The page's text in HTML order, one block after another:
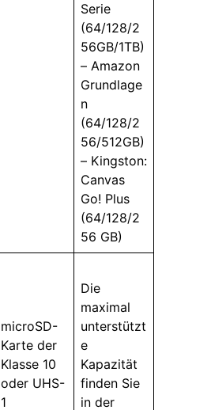
Serie
(64/128/2
56GB/1TB)
– Amazon
Grundlage
n
(64/128/2
56/512GB)
– Kingston:
Canvas
Go! Plus
(64/128/2
56 GB)
microSD-
Karte der
Klasse 10
oder UHS-
1
Die
maximal
unterstützt
e
Kapazität
finden Sie
in der